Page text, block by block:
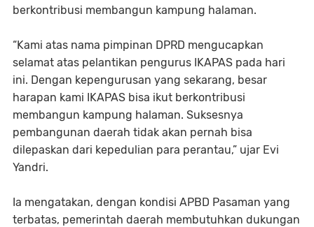
berkontribusi membangun kampung halaman.
“Kami atas nama pimpinan DPRD mengucapkan
selamat atas pelantikan pengurus IKAPAS pada hari
ini. Dengan kepengurusan yang sekarang, besar
harapan kami IKAPAS bisa ikut berkontribusi
membangun kampung halaman. Suksesnya
pembangunan daerah tidak akan pernah bisa
dilepaskan dari kepedulian para perantau,” ujar Evi
Yandri.
Ia mengatakan, dengan kondisi APBD Pasaman yang
terbatas, pemerintah daerah membutuhkan dukungan